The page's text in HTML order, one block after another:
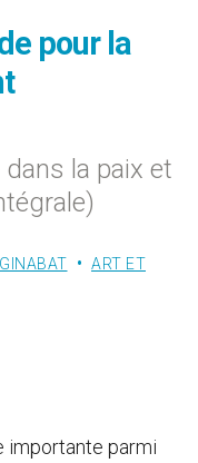
pour la
la paix et
ART ET
importante parmi